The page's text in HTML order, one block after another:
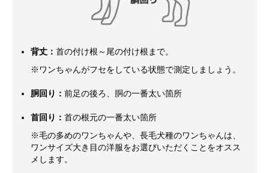
背丈： 首の付け根～尾の付け根まで。
※ワンちゃんがフセをしている状態で測定しましょう。
胴回り： 前足の後ろ、胴の一番太い箇所
首回り： 首の根元の一番太い箇所
※毛の多めのワンちゃんや、長毛犬種のワンちゃんは、
ワンサイズ大き目の洋服をお選びいただくことをオスス
メします。